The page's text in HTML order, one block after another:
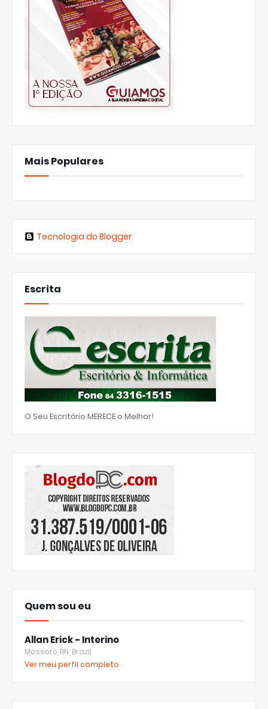
Mais Populares
Tecnologia do Blogger
Escrita
O Seu Escritório MERECE o Melhor!
Quem sou eu
Allan Erick - Interino
Mossoró, RN, Brazil
Ver meu perfil completo